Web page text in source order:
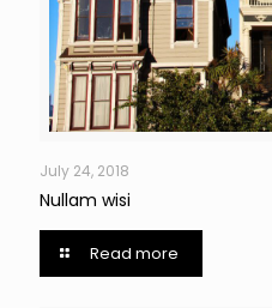
July 24, 2018
Nullam wisi
Read more